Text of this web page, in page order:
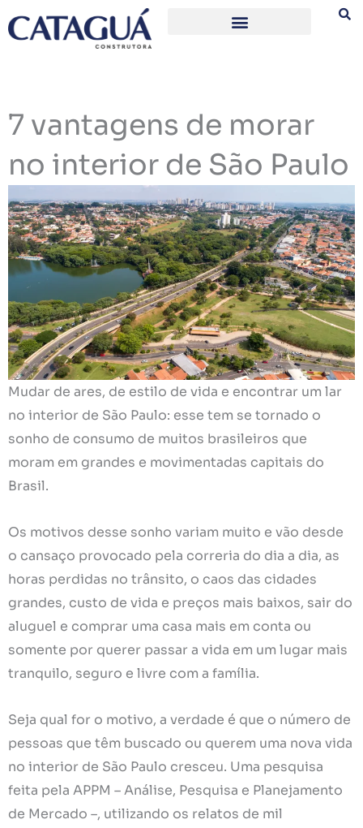
para
7 vantagens de morar
no interior de São Paulo
Mudar de ares, de estilo de vida e encontrar um lar
no interior de São Paulo: esse tem se tornado o
sonho de consumo de muitos brasileiros que
moram em grandes e movimentadas capitais do
Brasil.
Os motivos desse sonho variam muito e vão desde
o cansaço provocado pela correria do dia a dia, as
horas perdidas no trânsito, o caos das cidades
grandes, custo de vida e preços mais baixos, sair do
aluguel e comprar uma casa mais em conta ou
somente por querer passar a vida em um lugar mais
tranquilo, seguro e livre com a família.
Seja qual for o motivo, a verdade é que o número de
pessoas que têm buscado ou querem uma nova vida
no interior de São Paulo cresceu. Uma pesquisa
feita pela APPM – Análise, Pesquisa e Planejamento
de Mercado –, utilizando os relatos de mil